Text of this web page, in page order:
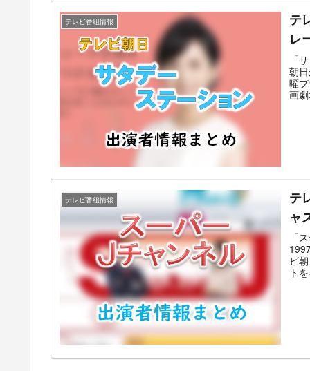
情
テレビ番組情報
テ
レ
「
朝
曜
画
を
ー
ー
さ
テレビ番組情報
テ
ャ
「
ビ
ト
編
ド